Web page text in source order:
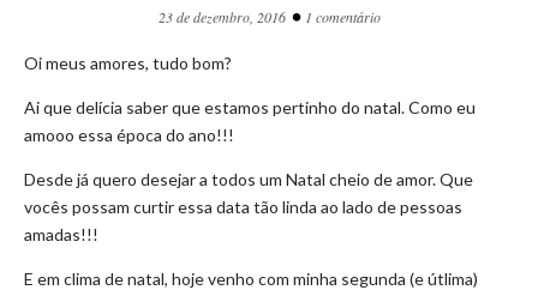
23 de dezembro, 2016 • 1 comentário
Oi meus amores, tudo bom?
Ai que delícia saber que estamos pertinho do natal. Como eu
amooo essa época do ano!!!
Desde já quero desejar a todos um Natal cheio de amor. Que
vocês possam curtir essa data tão linda ao lado de pessoas
amadas!!!
E em clima de natal, hoje venho com minha segunda (e útlima)